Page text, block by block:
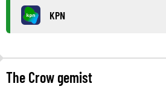
KPN
The Crow gemist